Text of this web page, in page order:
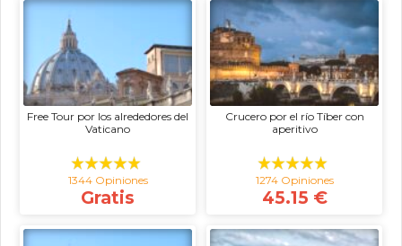
Free Tour por los alrededores del
Vaticano
1344 Opiniones
Gratis
Crucero por el río Tíber con
aperitivo
1274 Opiniones
45.15 €